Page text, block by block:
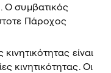
Ο συμβατικός
Πάροχος
είναι
κινητικότητας. Οι